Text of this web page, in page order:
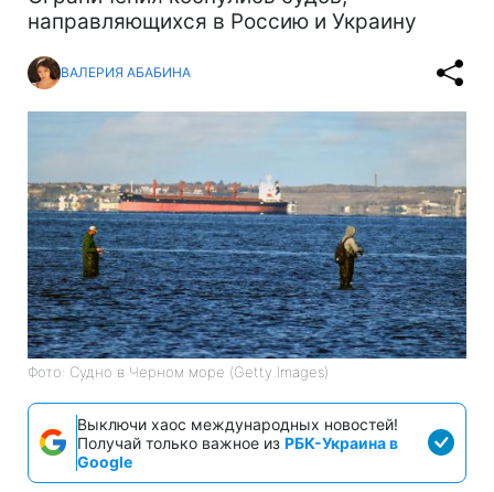
направляющихся в Россию и Украину
ВАЛЕРИЯ АБАБИНА
Фото: Судно в Черном море (Getty Images)
Выключи хаос международных новостей!
Получай только важное из РБК-Украина в
Google